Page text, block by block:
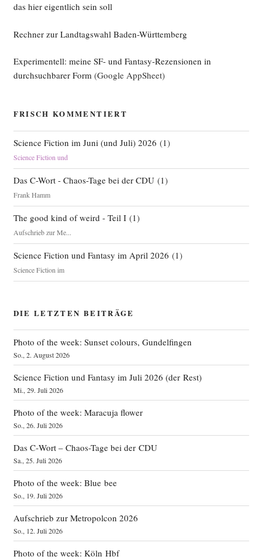
das hier eigentlich sein soll
Rechner zur Landtagswahl Baden-Württemberg
Experimentell: meine SF- und Fantasy-Rezensionen in
durchsuchbarer Form(Google AppSheet)
FRISCH KOMMENTIERT
Science Fiction im Juni (und Juli) 2026 (1)
Science Fiction und
Das C-Wort - Chaos-Tage bei der CDU(1)
Frank Hamm
The good kind of weird - Teil I(1)
Aufschrieb zur Me...
Science Fiction und Fantasy im April 2026 (1)
Science Fiction im
DIE LETZTEN BEITRÄGE
Photo of the week: Sunset colours, Gundelfingen
So., 2. August 2026
Science Fiction und Fantasy im Juli 2026 (der Rest)
Mi., 29. Juli 2026
Photo of the week: Maracuja flower
So., 26. Juli 2026
Das C‑Wort – Chaos-Tage bei der CDU
Sa., 25. Juli 2026
Photo of the week: Blue bee
So., 19. Juli 2026
Aufschrieb zur Metropolcon 2026
So., 12. Juli 2026
Photo of the week: Köln Hbf